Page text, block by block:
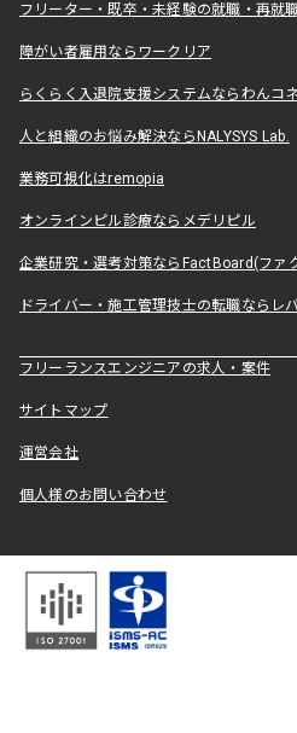
フリーター・既卒・未経験の就職・再就
障がい者雇用ならワークリア
らくらく入退院支援システムならわんコ
人と組織のお悩み解決ならNALYSYS Lab.
業務可視化はremopia
オンラインピル診療ならメデリピル
企業研究・選考対策ならFactBoard(ファ
ドライバー・施工管理技士の転職ならレ
フリーランスエンジニアの求人・案件
サイトマップ
運営会社
個人様のお問い合わせ